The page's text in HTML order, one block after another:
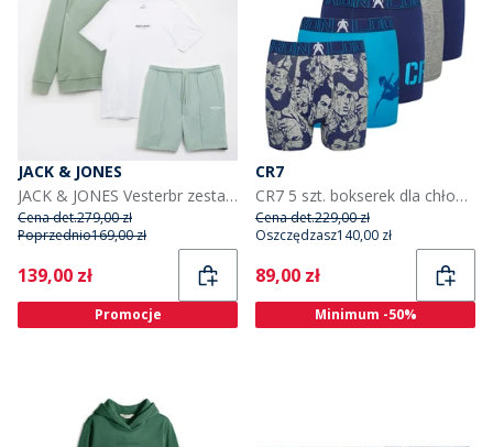
JACK & JONES
JACK & JONES Vesterbr zestaw bluza, T-shirt i spodenki dla chłopca kolor Iceberg Green
Cena det.279,00 zł
Poprzednio169,00 zł
Current
139,00 zł
Promocje
CR7
CR7 5 szt. bokserek dla chłopca kolor niejednolity
Cena det.229,00 zł
Oszczędzasz140,00 zł
Current
89,00 zł
Minimum -50%